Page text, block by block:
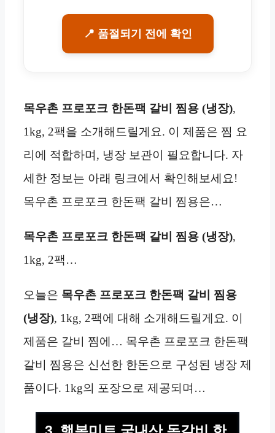
📍 품절되기 전에 확인
목우촌 프로포크 한돈팩 갈비 찜용 (냉장),
1kg, 2팩을 소개해드릴게요. 이 제품은 찜 요
리에 적합하며, 냉장 보관이 필요합니다. 자
세한 정보는 아래 링크에서 확인해보세요!
목우촌 프로포크 한돈팩 갈비 찜용은…
목우촌 프로포크 한돈팩 갈비 찜용 (냉장),
1kg, 2팩…
오늘은 목우촌 프로포크 한돈팩 갈비 찜용
(냉장), 1kg, 2팩에 대해 소개해드릴게요. 이
제품은 갈비 찜에… 목우촌 프로포크 한돈팩
갈비 찜용은 신선한 한돈으로 구성된 냉장 제
품이다. 1kg의 포장으로 제공되며…